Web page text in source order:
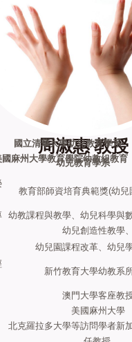
周淑惠 教授
幼兒教育學系
國立清華大學幼兒教育學
國麻州大學教育學院幼教組
教育部師資培育典範獎(幼兒
幼教課程與教學、幼兒科學與
幼兒創造性教學、
幼兒園課程改革、幼兒
新竹教育大學幼教系
澳門大學客座教
美國麻州大學
北克羅拉多大學等訪問學者新